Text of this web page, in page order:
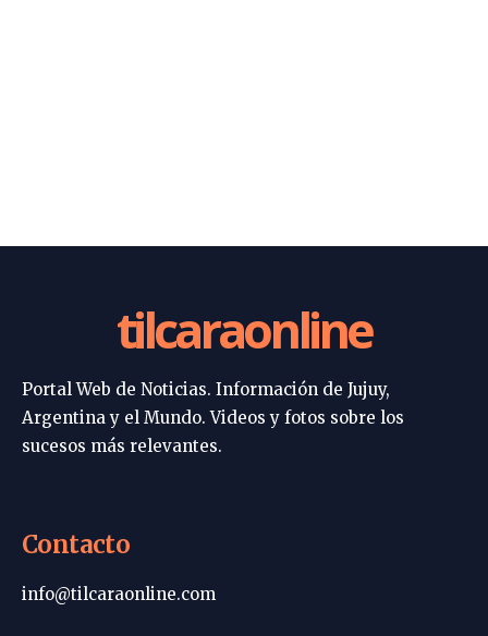
tilcaraonline
Portal Web de Noticias. Información de Jujuy,
Argentina y el Mundo. Videos y fotos sobre los
sucesos más relevantes.
Contacto
info@tilcaraonline.com